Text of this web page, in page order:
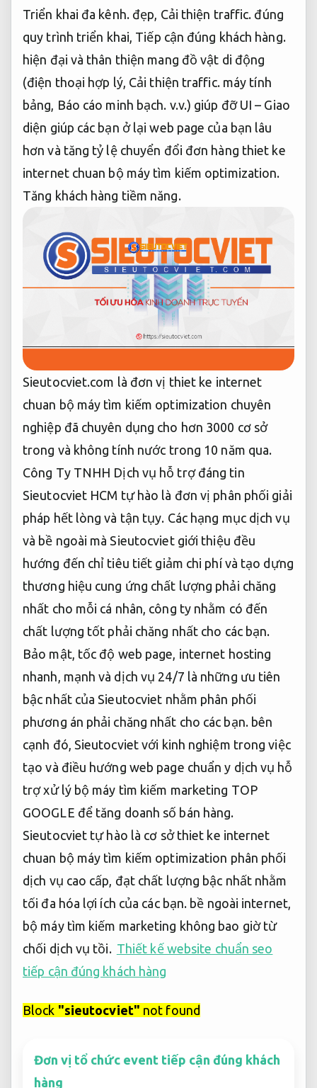
Triển khai đa kênh.đẹp, Cải thiện traffic. đúng
quy trình triển khai, Tiếp cận đúng khách hàng.
hiện đại và thân thiện mang đồ vật di động
(điện thoại hợp lý, Cải thiện traffic.máy tính
bảng, Báo cáo minh bạch. v.v.) giúp đỡ UI – Giao
diện giúp các bạn ở lại web page của bạn lâu
hơn và tăng tỷ lệ chuyển đổi đơn hàng thiet ke
internet chuan bộ máy tìm kiếm optimization.
Tăng khách hàng tiềm năng.
Sieutocviet.com là đơn vị thiet ke internet
chuan bộ máy tìm kiếm optimization chuyên
nghiệp đã chuyên dụng cho hơn 3000 cơ sở
trong và không tính nước trong 10 năm qua.
Công Ty TNHH Dịch vụ hỗ trợ đáng tin
Sieutocviet HCM tự hào là đơn vị phân phối giải
pháp hết lòng và tận tụy. Các hạng mục dịch vụ
và bề ngoài mà Sieutocviet giới thiệu đều
hướng đến chỉ tiêu tiết giảm chi phí và tạo dựng
thương hiệu cung ứng chất lượng phải chăng
nhất cho mỗi cá nhân, công ty nhằm có đến
chất lượng tốt phải chăng nhất cho các bạn.
Bảo mật, tốc độ web page, internet hosting
nhanh, mạnh và dịch vụ 24/7 là những ưu tiên
bậc nhất của Sieutocviet nhằm phân phối
phương án phải chăng nhất cho các bạn. bên
cạnh đó, Sieutocviet với kinh nghiệm trong việc
tạo và điều hướng web page chuẩn y dịch vụ hỗ
trợ xử lý bộ máy tìm kiếm marketing TOP
GOOGLE để tăng doanh số bán hàng.
Sieutocviet tự hào là cơ sở thiet ke internet
chuan bộ máy tìm kiếm optimization phân phối
dịch vụ cao cấp, đạt chất lượng bậc nhất nhằm
tối đa hóa lợi ích của các bạn. bề ngoài internet,
bộ máy tìm kiếm marketing không bao giờ từ
chối dịch vụ tồi. Thiết kế website chuẩn seo
tiếp cận đúng khách hàng
Block "sieutocviet" not found
Đơn vị tổ chức event tiếp cận đúng khách
hàng